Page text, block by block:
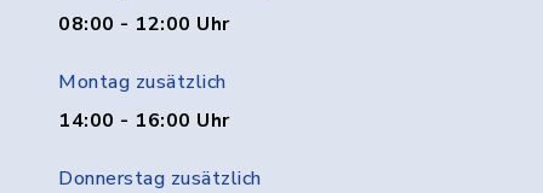
08:00 - 12:00 Uhr
Montag zusätzlich
14:00 - 16:00 Uhr
Donnerstag zusätzlich